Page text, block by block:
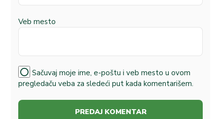
Veb mesto
Sačuvaj moje ime, e-poštu i veb mesto u ovom
pregledaču veba za sledeći put kada komentarišem.